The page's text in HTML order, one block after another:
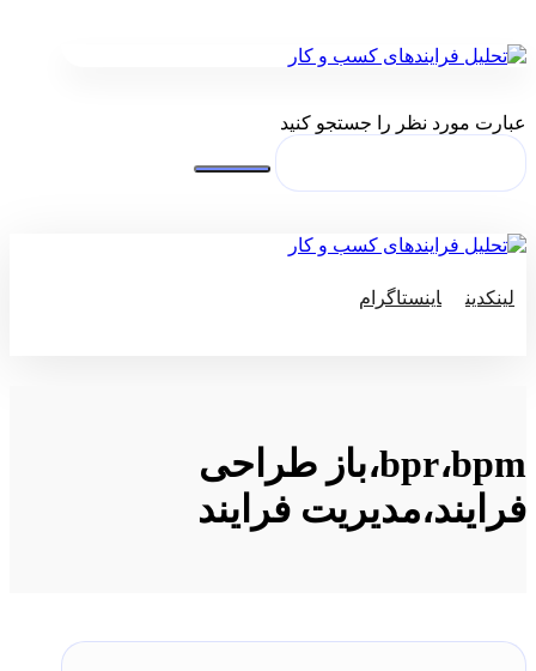
عبارت مورد نظر را جستجو کنید
لینکدین
اینستاگرام
bpr،bpm،باز طراحی
فرایند،مدیریت فرایند